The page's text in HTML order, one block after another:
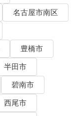
名古屋市南区
豊橋市
半田市
碧南市
西尾市